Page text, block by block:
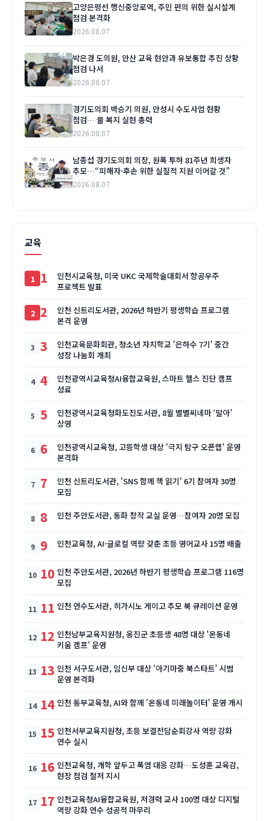
고양은평선 행신중앙로역, 주민 편의 위한 실시설계
점검 본격화
2026.08.07
박은경 도의원, 안산 교육 현안과 유보통합 추진 상황
점검 나서
2026.08.07
경기도의회 백승기 의원, 안성시 수도사업 현황
점검… 물 복지 실현 총력
2026.08.07
남종섭 경기도의회 의장, 원폭 투하 81주년 희생자
추모…“피해자·후손 위한 실질적 지원 이어갈 것”
2026.08.07
교육
1
인천시교육청, 미국 UKC 국제학술대회서 항공우주
프로젝트 발표
2
인천 신트리도서관, 2026년 하반기 평생학습 프로그램
본격 운영
3
인천교육문화회관, 청소년 자치학교 '은하수 7기' 중간
성장 나눔회 개최
4
인천광역시교육청AI융합교육원, 스마트 헬스 진단 캠프
성료
5
인천광역시교육청화도진도서관, 8월 별별씨네마 ‘말아’
상영
6
인천광역시교육청, 고등학생 대상 '극지 탐구 오픈랩' 운영
본격화
7
인천 신트리도서관, 'SNS 함께 책 읽기' 6기 참여자 30명
모집
8 인천 주안도서관, 동화 창작 교실 운영…참여자 20명 모집
9 인천교육청, AI·글로컬 역량 갖춘 초등 영어교사 15명 배출
10 인천 주안도서관, 2026년 하반기 평생학습 프로그램 116명
모집
11 인천 연수도서관, 히가시노 게이고 추모 북 큐레이션 운영
12 인천남부교육지원청, 옹진군 초등생 48명 대상 '온동네
키움 캠프' 운영
13 인천 서구도서관, 임신부 대상 '아기마중 북스타트' 시범
운영 본격화
14 인천 동부교육청, AI와 함께 '온동네 미래놀이터' 운영 개시
15 인천서부교육지원청, 초등 보결전담순회강사 역량 강화
연수 실시
16 인천교육청, 개학 앞두고 폭염 대응 강화…도성훈 교육감,
현장 점검 철저 지시
17 인천교육청AI융합교육원, 저경력 교사 100명 대상 디지털
역량 강화 연수 성공적 마무리